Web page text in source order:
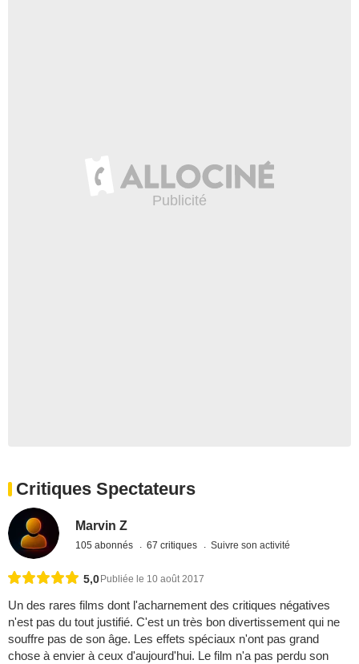
Critiques Spectateurs
Marvin Z
105 abonnés 67 critiques Suivre son activité
5,0 Publiée le 10 août 2017
Un des rares films dont l'acharnement des critiques négatives
n'est pas du tout justifié. C'est un très bon divertissement qui ne
souffre pas de son âge. Les effets spéciaux n'ont pas grand
chose à envier à ceux d'aujourd'hui. Le film n'a pas perdu son